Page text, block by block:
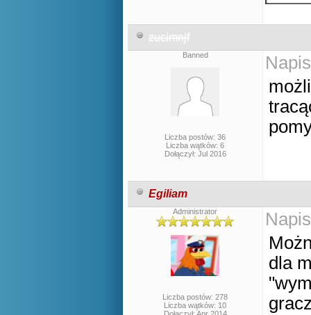
zucimnjf
Banned
Liczba postów: 36
Liczba wątków: 6
Dołączył: Jul 2016
Egiliam
Administrator
Liczba postów: 278
Liczba wątków: 10
dla